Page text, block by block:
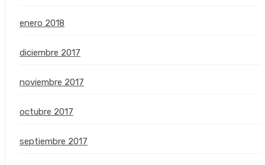
enero 2018
diciembre 2017
noviembre 2017
octubre 2017
septiembre 2017